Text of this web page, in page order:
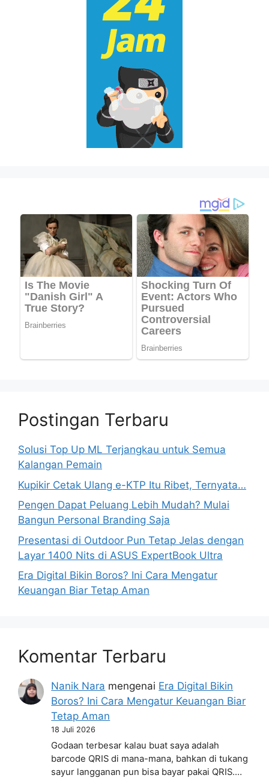
Postingan Terbaru
Solusi Top Up ML Terjangkau untuk Semua
Kalangan Pemain
Kupikir Cetak Ulang e-KTP Itu Ribet, Ternyata…
Pengen Dapat Peluang Lebih Mudah? Mulai
Bangun Personal Branding Saja
Presentasi di Outdoor Pun Tetap Jelas dengan
Layar 1400 Nits di ASUS ExpertBook Ultra
Era Digital Bikin Boros? Ini Cara Mengatur
Keuangan Biar Tetap Aman
Komentar Terbaru
Nanik Nara mengenai Era Digital Bikin
Boros? Ini Cara Mengatur Keuangan Biar
Tetap Aman
18 Juli 2026
Godaan terbesar kalau buat saya adalah
barcode QRIS di mana-mana, bahkan di tukang
sayur langganan pun bisa bayar pakai QRIS.…